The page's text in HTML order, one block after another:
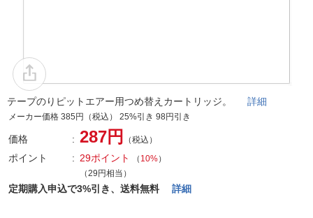
テープのりピットエアー用つめ替えカートリッジ。 詳細
メーカー価格 385円（税込） 25%引き 98円引き
価格 287円 （税込）
ポイント 29ポイント （ 10%）
（29円相当）
定期購入申込で3%引き、送料無料 詳細